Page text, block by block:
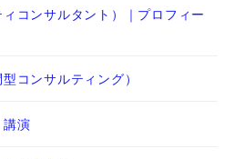
コンサルタント）｜プロフィー
コンサルティング）
演